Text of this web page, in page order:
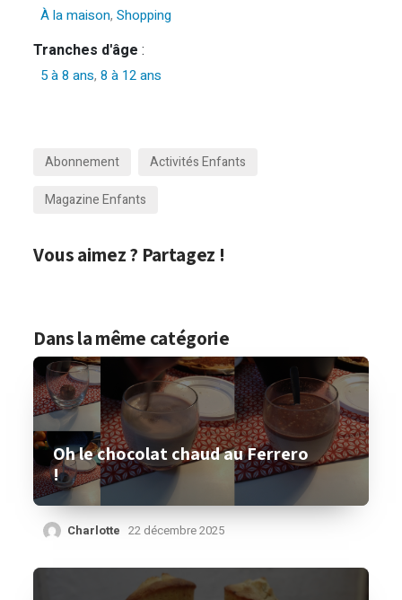
À la maison,Shopping
Tranches d'âge :
5 à 8 ans,8 à 12 ans
Abonnement
Activités Enfants
Magazine Enfants
Vous aimez ? Partagez !
Dans la même catégorie
Oh le chocolat chaud au Ferrero
!
Charlotte 22 décembre 2025